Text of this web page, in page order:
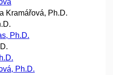
Kramářová, Ph.D.
Ph.D.
Ph.D.